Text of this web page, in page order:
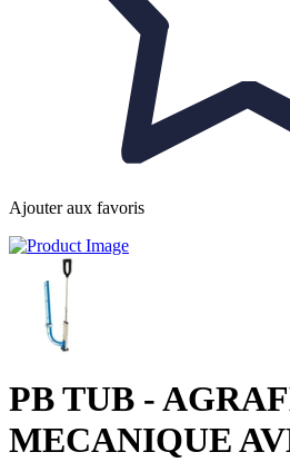
Ajouter aux favoris
PB TUB -
MECANIQUE